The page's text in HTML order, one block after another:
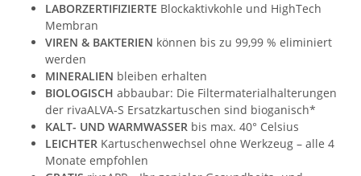
LABORZERTIFIZIERTE Blockaktivkohle und HighTech
Membran
VIREN & BAKTERIEN können bis zu 99,99 % eliminiert
werden
MINERALIEN bleiben erhalten
BIOLOGISCH abbaubar: Die Filtermaterialhalterungen
der rivaALVA-S Ersatzkartuschen sind bioganisch*
KALT- UND WARMWASSER bis max. 40° Celsius
LEICHTER Kartuschenwechsel ohne Werkzeug – alle 4
Monate empfohlen